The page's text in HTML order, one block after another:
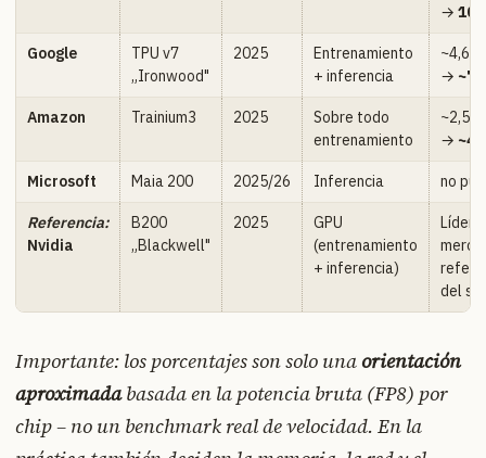
→
Google
TPU v7
„Ironwood"
2025
Entrenamiento
+ inferencia
~4,6
→
Amazon Trainium3 2025
Sobre todo
entrenamiento
~2,5
→
Microsoft Maia 200 2025/26 Inferencia no
Referencia:
Nvidia
B200
„Blackwell"
2025
GPU
(entrenamiento
+ inferencia)
Líder
del
Importante: los porcentajes son solo unaorientación
aproximadabasada en la potencia bruta (FP8) por
chip – no un benchmark real de velocidad. En la